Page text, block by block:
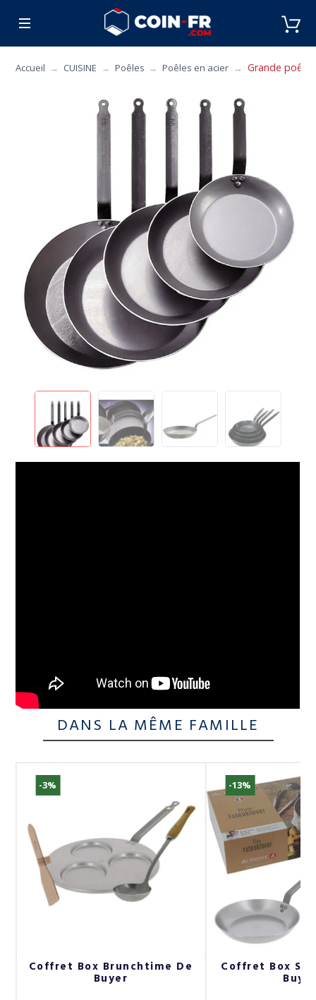
CUISINE MOBILIER
Accueil CUISINE Poêles Poêles en acier Grande poêle
DANS LA MÊME FAMILLE
-3%
Coffret Box Brunchtime De
Buyer
-13%
Coffret Box